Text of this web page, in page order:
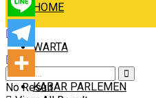
HOME
WARTA
KABAR PARLEMEN
No Result